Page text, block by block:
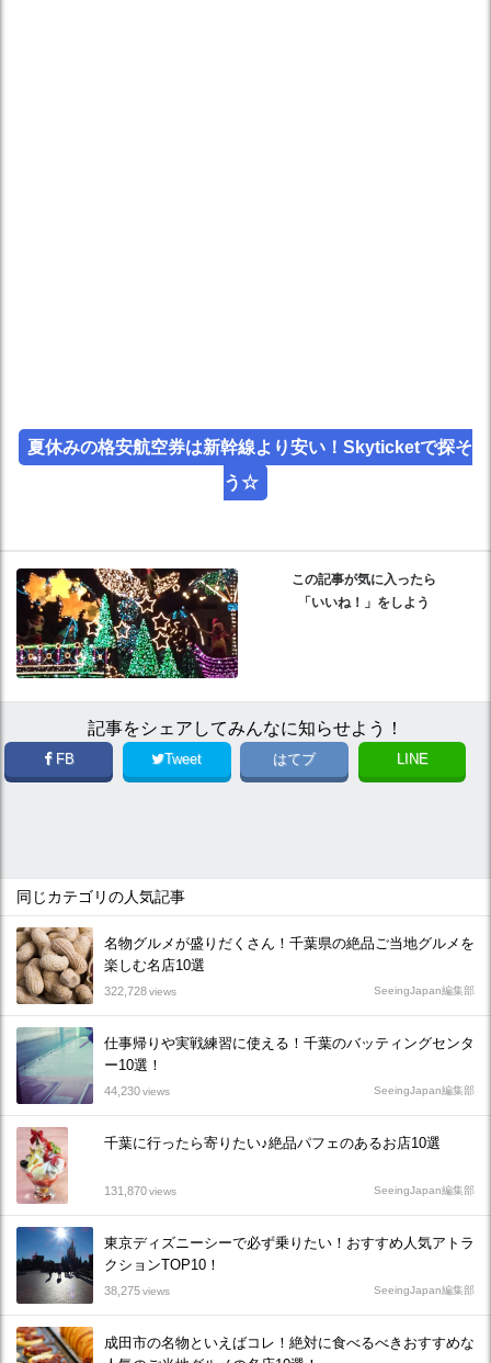
夏休みの格安航空券は新幹線より安い！Skyticketで探そ
う☆
この記事が気に入ったら
「いいね！」をしよう
記事をシェアしてみんなに知らせよう！
FB Tweet はてブ LINE
同じカテゴリの人気記事
名物グルメが盛りだくさん！千葉県の絶品ご当地グルメを
楽しむ名店10選
322,728views SeeingJapan編集部
仕事帰りや実戦練習に使える！千葉のバッティングセンタ
ー10選！
44,230views SeeingJapan編集部
千葉に行ったら寄りたい♪絶品パフェのあるお店10選
131,870views SeeingJapan編集部
東京ディズニーシーで必ず乗りたい！おすすめ人気アトラ
クションTOP10！
38,275views SeeingJapan編集部
成田市の名物といえばコレ！絶対に食べるべきおすすめな